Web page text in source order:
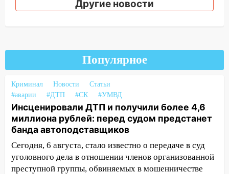
13:00 В суде защитили репутацию
Миллион на «льготниках»: в
Ульяновской области перевозчик
провернул хитрую схему с чужими
проездными
12:10 Ульяновский алиментщик накопил
120 тысяч долга
11:49
Снят режим «Ракетная
опасность» на территории Ульяновской
области
Другие новости
Популярное
Криминал Новости
Статьи
#аварии
#ДТП #СК #УМВД
Инсценировали ДТП и получили более 4,6
миллиона рублей: перед судом предстанет
банда автоподставщиков
Сегодня, 6 августа, стало известно о передаче в суд
уголовного дела в отношении членов организованной
преступной группы, обвиняемых в мошенничестве